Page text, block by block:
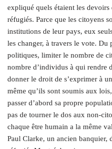
expliqué quels étaient les devoirs
réfugiés. Parce que les citoyens
institutions de leur pays, eux
les changer, à travers le vote.
politiques, limiter le nombre de
nombre d’individus à qui rendre
donner le droit de s’exprimer à
même qu’ils sont soumis aux
passer d’abord sa propre
pas de tourner le dos aux non-
chaque être humain a la même
Paul Clarke, un ancien banquier,